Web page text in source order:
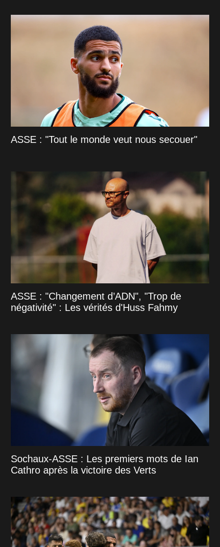
ASSE : "Tout le monde veut nous secouer"
ASSE : "Changement d’ADN", "Trop de
négativité" : Les vérités d'Huss Fahmy
Sochaux-ASSE : Les premiers mots de Ian
Cathro après la victoire des Verts